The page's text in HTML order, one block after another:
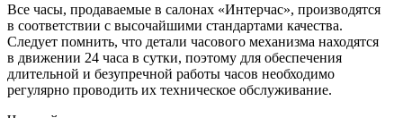
Все часы, продаваемые в салонах «Интерчас», производятся
в соответствии с высочайшими стандартами качества.
Следует помнить, что детали часового механизма находятся
в движении 24 часа в сутки, поэтому для обеспечения
длительной и безупречной работы часов необходимо
регулярно проводить их техническое обслуживание.